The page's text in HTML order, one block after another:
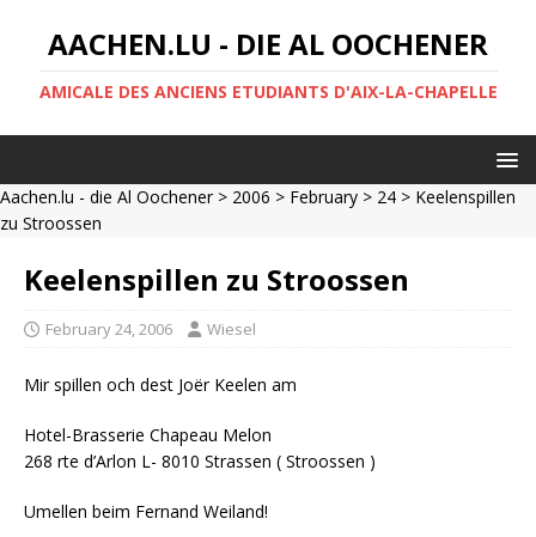
AACHEN.LU - DIE AL OOCHENER
AMICALE DES ANCIENS ETUDIANTS D'AIX-LA-CHAPELLE
Aachen.lu - die Al Oochener> 2006 > February > 24 > Keelenspillen
zu Stroossen
Keelenspillen zu Stroossen
February 24, 2006 Wiesel
Mir spillen och dest Joër Keelen am
Hotel-Brasserie Chapeau Melon
268 rte d’Arlon L- 8010 Strassen ( Stroossen )
Umellen beim Fernand Weiland!